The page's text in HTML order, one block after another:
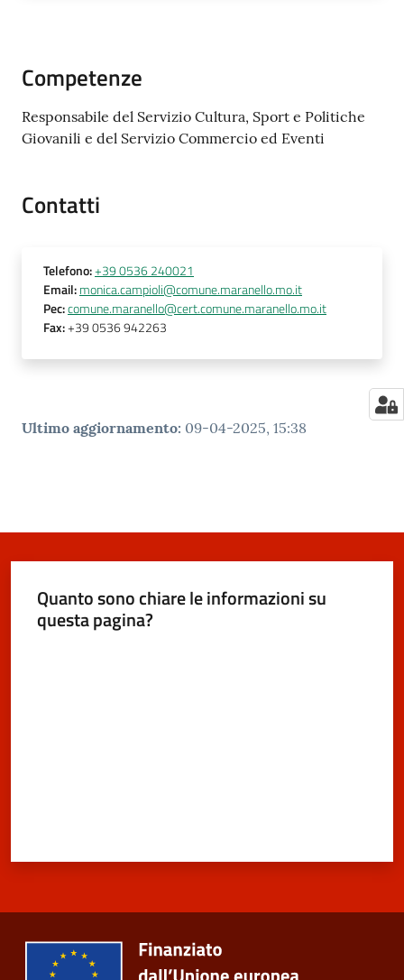
Competenze
Responsabile del Servizio Cultura, Sport e Politiche
Giovanili e del Servizio Commercio ed Eventi
Contatti
Telefono:+39 0536 240021
Email:monica.campioli@comune.maranello.mo.it
Pec:comune.maranello@cert.comune.maranello.mo.it
Fax:+39 0536 942263
Ultimo aggiornamento: 09-04-2025, 15:38
Quanto sono chiare le informazioni su
questa pagina?